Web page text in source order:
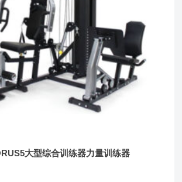
大型综合训练器力量训练器